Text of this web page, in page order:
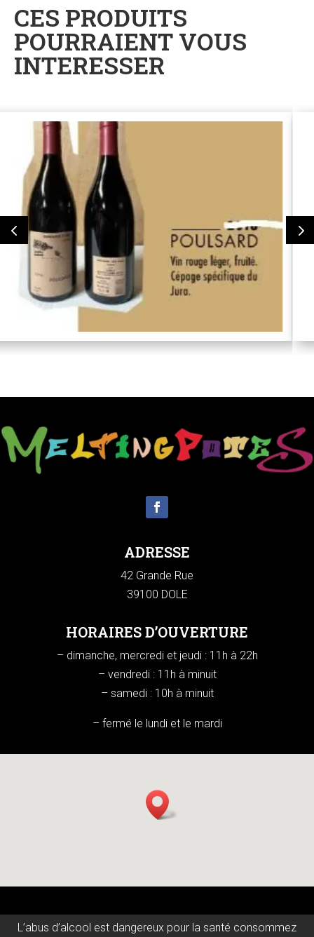
CES PRODUITS
POURRAIENT VOUS
INTERESSER
ADRESSE
42 Grande Rue
39100 DOLE
HORAIRES D’OUVERTURE
– dimanche, mercredi et jeudi : 11h à 22h
– vendredi : 11h à minuit
– samedi : 10h à minuit
– fermé le lundi et le mardi
L’abus d’alcool est dangereux pour la santé consommez